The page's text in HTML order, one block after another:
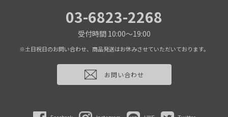
03-6823-2268
受付時間 10:00～19:00
※土日祝日のお問い合わせ、商品発送はお休みさせていただいております。
お問い合わせ